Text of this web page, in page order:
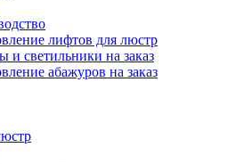
лифтов для люстр
и светильники на заказ
абажуров на заказ